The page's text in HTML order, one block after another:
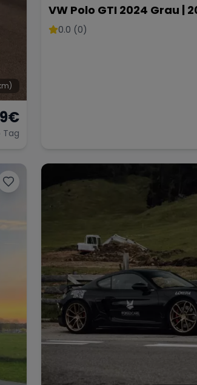
€
Tag
VW Polo GTI 2024 Grau |
DSG Automatik | Ab 89 €
0.0 (0)